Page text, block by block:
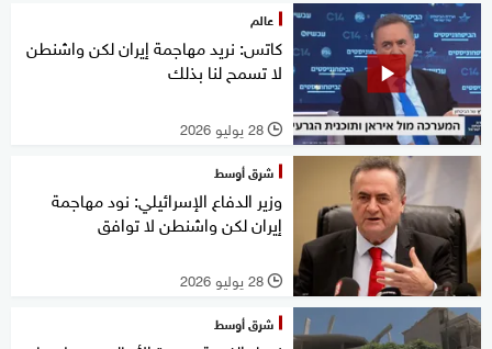
عالم
كاتس: نريد مهاجمة إيران لكن واشنطن
لا تسمح لنا بذلك
l 28 يوليو 2026
شرق أوسط
وزير الدفاع الإسرائيلي: نود مهاجمة
إيران لكن واشنطن لا توافق
l 28 يوليو 2026
شرق أوسط